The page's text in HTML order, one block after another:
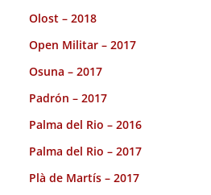
Olost – 2018
Open Militar – 2017
Osuna – 2017
Padrón – 2017
Palma del Rio – 2016
Palma del Rio – 2017
Plà de Martís – 2017